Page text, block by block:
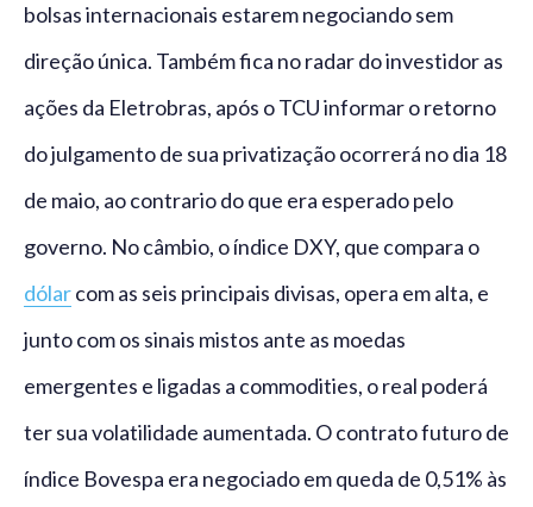
bolsas internacionais estarem negociando sem
direção única. Também fica no radar do investidor as
ações da Eletrobras, após o TCU informar o retorno
do julgamento de sua privatização ocorrerá no dia 18
de maio, ao contrario do que era esperado pelo
governo. No câmbio, o índice DXY, que compara o
dólarcom as seis principais divisas, opera em alta, e
junto com os sinais mistos ante as moedas
emergentes e ligadas a commodities, o real poderá
ter sua volatilidade aumentada. O contrato futuro de
índice Bovespa era negociado em queda de 0,51% às